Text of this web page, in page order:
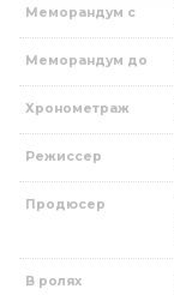
Меморандум с
Меморандум до
Хронометраж
Режиссер
Продюсер
В ролях